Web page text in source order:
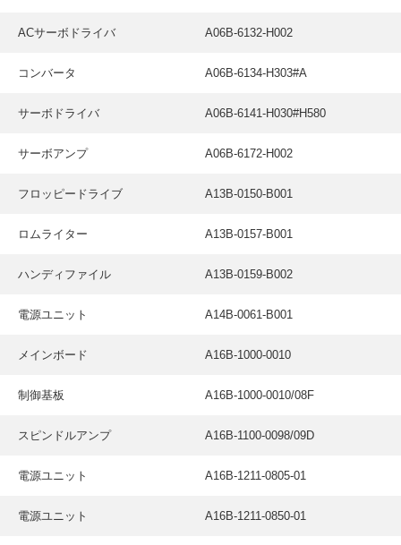
ACサーボドライバ A06B-6132-H002
コンバータ A06B-6134-H303#A
サーボドライバ A06B-6141-H030#H580
サーボアンプ A06B-6172-H002
フロッピードライブ A13B-0150-B001
ロムライター A13B-0157-B001
ハンディファイル A13B-0159-B002
電源ユニット A14B-0061-B001
メインボード A16B-1000-0010
制御基板 A16B-1000-0010/08F
スピンドルアンプ A16B-1100-0098/09D
電源ユニット A16B-1211-0805-01
電源ユニット A16B-1211-0850-01